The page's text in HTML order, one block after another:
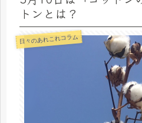
トンとは？
日々のあれこれコラム